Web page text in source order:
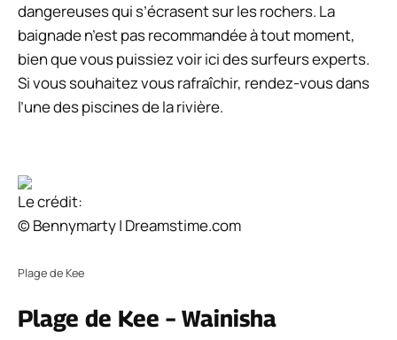
dangereuses qui s’écrasent sur les rochers. La
baignade n’est pas recommandée à tout moment,
bien que vous puissiez voir ici des surfeurs experts.
Si vous souhaitez vous rafraîchir, rendez-vous dans
l’une des piscines de la rivière.
Le crédit:
© Bennymarty | Dreamstime.com
Plage de Kee
Plage de Kee – Wainisha